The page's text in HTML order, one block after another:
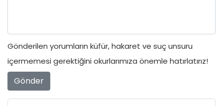
Gönderilen yorumların küfür, hakaret ve suç unsuru
içermemesi gerektiğini okurlarımıza önemle hatırlatırız!
Gönder